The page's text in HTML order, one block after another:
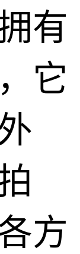
有
它
方